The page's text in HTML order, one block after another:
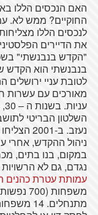
האם הנכסים הללו
החוקיים? ממש לא.
לנכסים הללו
את הדיירים
"הקדש בנבנשתי"
לטובת עניי
מאורכים עם עשרות
השלטון הבריטי
נעזב. ב-
ניהול ההקדש, אחרי
במקום, בנו בתים,
נגדם, גם לא
עמותת עטרת כהנים
משפחות